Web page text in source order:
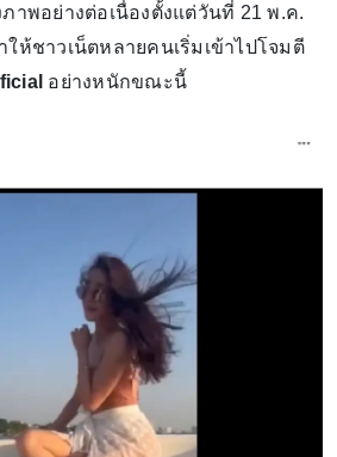
าพอย่างต่อเนื่องตั้งแต่วันที่ 21 พ.ค.
ให้ชาวเน็ตหลายคนเริ่มเข้าไปโจมตี
อย่างหนักขณะนี้